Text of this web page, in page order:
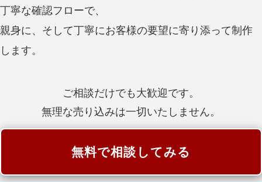
丁寧な確認フローで、
親身に、そして丁寧にお客様の要望に寄り添って制作
します。
ご相談だけでも大歓迎です。
無理な売り込みは一切いたしません。
無料で相談してみる